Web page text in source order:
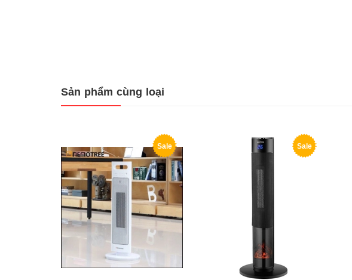
Sản phẩm cùng loại
Sale Sale